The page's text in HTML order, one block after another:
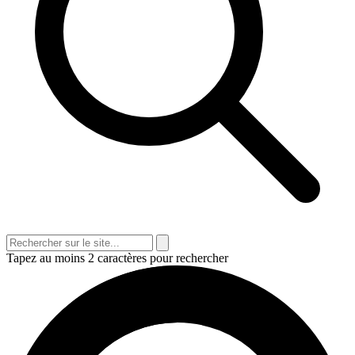
Tapez au moins 2 caractères pour rechercher